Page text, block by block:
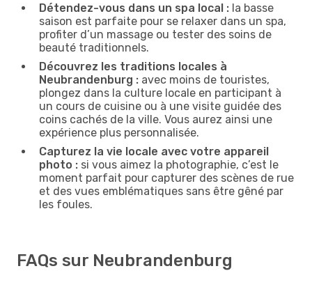
Détendez-vous dans un spa local : la basse
saison est parfaite pour se relaxer dans un spa,
profiter d’un massage ou tester des soins de
beauté traditionnels.
Découvrez les traditions locales à
Neubrandenburg : avec moins de touristes,
plongez dans la culture locale en participant à
un cours de cuisine ou à une visite guidée des
coins cachés de la ville. Vous aurez ainsi une
expérience plus personnalisée.
Capturez la vie locale avec votre appareil
photo : si vous aimez la photographie, c’est le
moment parfait pour capturer des scènes de rue
et des vues emblématiques sans être gêné par
les foules.
FAQs sur Neubrandenburg